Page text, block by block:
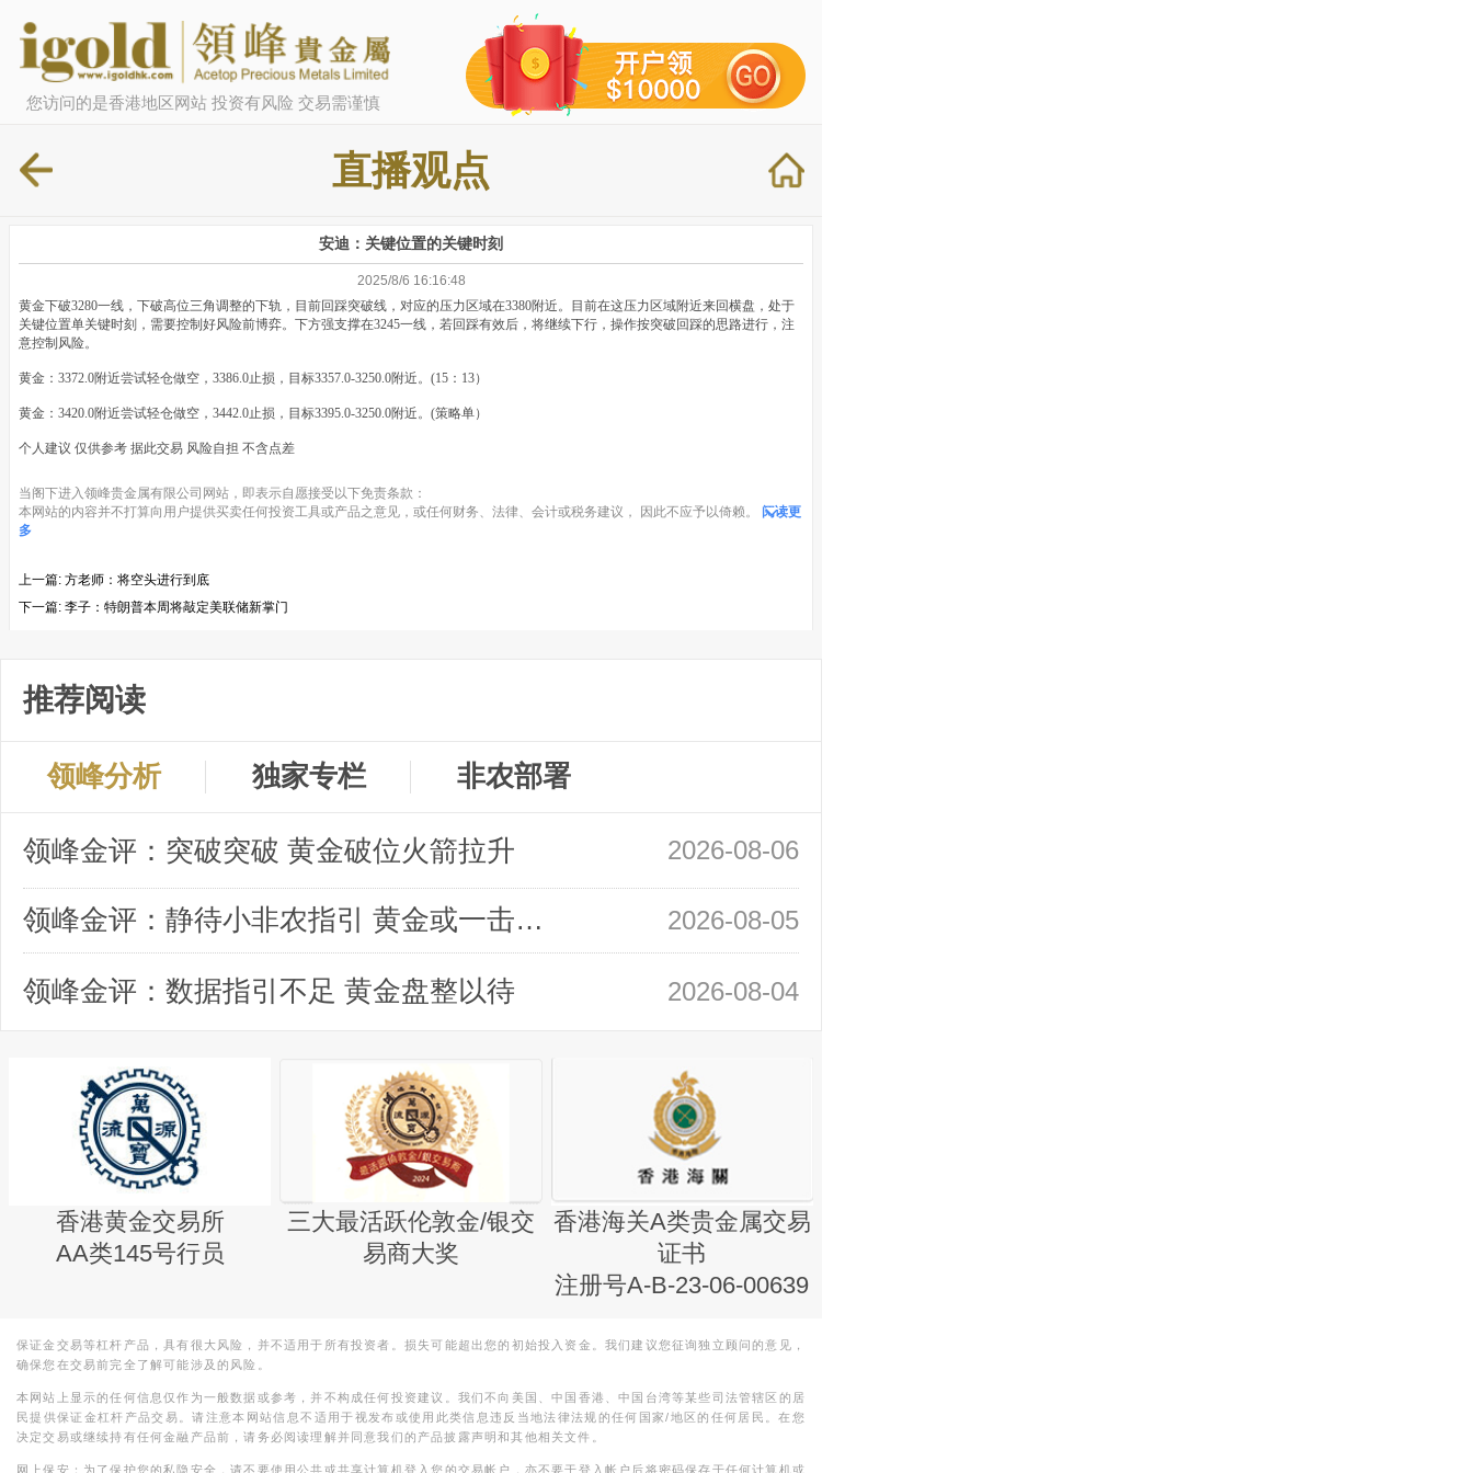
您访问的是香港地区网站 投资有风险 交易需谨慎
直播观点
安迪：关键位置的关键时刻
2025/8/6 16:16:48
黄金下破3280一线，下破高位三角调整的下轨，目前回踩突破线，对应的压力区域在3380附近。目前在这压力区域附近来回横盘，处于
关键位置单关键时刻，需要控制好风险前博弈。下方强支撑在3245一线，若回踩有效后，将继续下行，操作按突破回踩的思路进行，注
意控制风险。
黄金：3372.0附近尝试轻仓做空，3386.0止损，目标3357.0-3250.0附近。(15：13）
黄金：3420.0附近尝试轻仓做空，3442.0止损，目标3395.0-3250.0附近。(策略单）
个人建议 仅供参考 据此交易 风险自担 不含点差
当阁下进入领峰贵金属有限公司网站，即表示自愿接受以下免责条款：
本网站的内容并不打算向用户提供买卖任何投资工具或产品之意见，或任何财务、法律、会计或税务建议， 因此不应予以倚赖。
阅读更
多
上一篇: 方老师：将空头进行到底
下一篇: 李子：特朗普本周将敲定美联储新掌门
推荐阅读
领峰分析 独家专栏 非农部署
领峰金评：突破突破 黄金破位火箭拉升 2026-08-06
领峰金评：静待小非农指引 黄金或一击破局 2026-08-05
领峰金评：数据指引不足 黄金盘整以待 2026-08-04
香港黄金交易所
AA类145号行员
三大最活跃伦敦金/银交
易商大奖
香港海关A类贵金属交易
证书
注册号A-B-23-06-00639
保证金交易等杠杆产品，具有很大风险，并不适用于所有投资者。损失可能超出您的初始投入资金。我们建议您征询独立顾问的意见，
确保您在交易前完全了解可能涉及的风险。
本网站上显示的任何信息仅作为一般数据或参考，并不构成任何投资建议。我们不向美国、中国香港、中国台湾等某些司法管辖区的居
民提供保证金杠杆产品交易。请注意本网站信息不适用于视发布或使用此类信息违反当地法律法规的任何国家/地区的任何居民。在您
决定交易或继续持有任何金融产品前，请务必阅读理解并同意我们的产品披露声明和其他相关文件。
网上保安：为了保护您的私隐安全，请不要使用公共或共享计算机登入您的交易帐户，亦不要于登入帐户后将密码保存于任何计算机或